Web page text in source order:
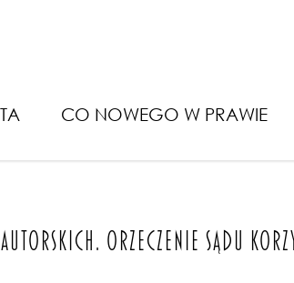
CO NOWEGO W PRAWIE
ORZECZENIE SĄDU